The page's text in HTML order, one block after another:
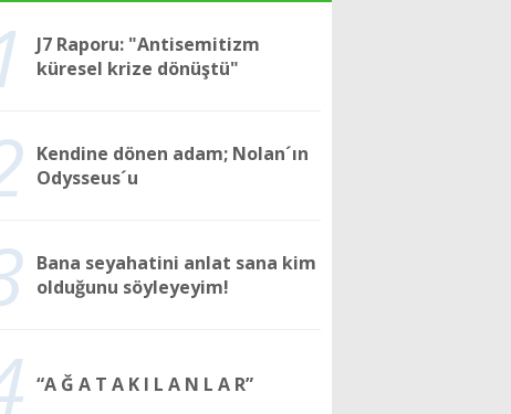
J7 Raporu: "Antisemitizm
küresel krize dönüştü"
Kendine dönen adam; Nolan´ın
Odysseus´u
Bana seyahatini anlat sana kim
olduğunu söyleyeyim!
“A Ğ A T A K I L A N L A R”